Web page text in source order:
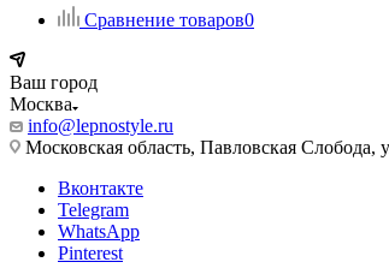
Сравнение товаров0
Ваш город
Москва
info@lepnostyle.ru
Московская область, Павловская
Вконтакте
Telegram
WhatsApp
Pinterest